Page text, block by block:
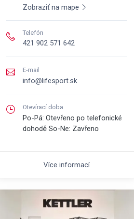
Zobraziť na mape
Telefón
421 902 571 642
E-mail
info@lifesport.sk
Otevírací doba
Po-Pá: Otevřeno po telefonické
dohodě So-Ne: Zavřeno
Více informací